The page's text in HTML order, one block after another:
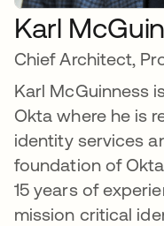
Karl
Chief Architect,
Karl McGuinness
Okta where he is
identity services
foundation of
15 years of
mission critical